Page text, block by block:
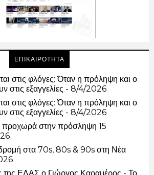
ΕΠΙΚΑΙΡΟΤΗΤΑ
στις φλόγες: Όταν η πρόληψη και ο
στις εξαγγελίες - 8/4/2026
στις φλόγες: Όταν η πρόληψη και ο
στις εξαγγελίες - 8/4/2026
στην πρόσληψη 15
στα 70s, 80s & 90s στη Νέα